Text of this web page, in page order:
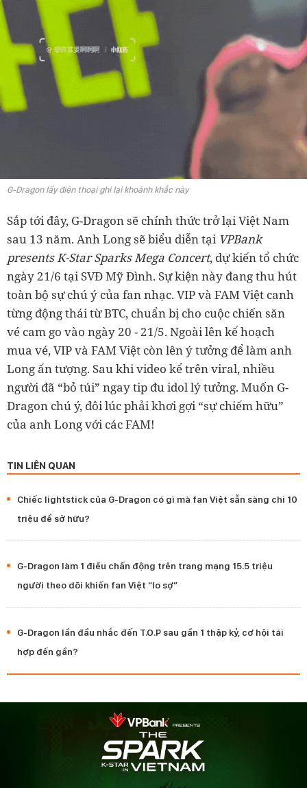
G-Dragon lấy điện thoại ghi lại khoảnh khắc này
Sắp tới đây, G-Dragon sẽ chính thức trở lại Việt Nam
sau 13 năm. Anh Long sẽ biểu diễn tại VPBank
presents K-Star Sparks Mega Concert, dự kiến tổ chức
ngày 21/6 tại SVĐ Mỹ Đình. Sự kiện này đang thu hút
toàn bộ sự chú ý của fan nhạc. VIP và FAM Việt canh
từng động thái từ BTC, chuẩn bị cho cuộc chiến săn
vé cam go vào ngày 20 - 21/5. Ngoài lên kế hoạch
mua vé, VIP và FAM Việt còn lên ý tưởng để làm anh
Long ấn tượng. Sau khi video kể trên viral, nhiều
người đã “bỏ túi” ngay tip đu idol lý tưởng. Muốn G-
Dragon chú ý, đôi lúc phải khơi gợi “sự chiếm hữu”
của anh Long với các FAM!
TIN LIÊN QUAN
Chiếc lightstick của G-Dragon có gì mà fan Việt sẵn sàng chi 10
triệu để sở hữu?
G-Dragon làm 1 điều chấn động trên trang mạng 15.5 triệu
người theo dõi khiến fan Việt “lo sợ”
G-Dragon lần đầu nhắc đến T.O.P sau gần 1 thập kỷ, cơ hội tái
hợp đến gần?